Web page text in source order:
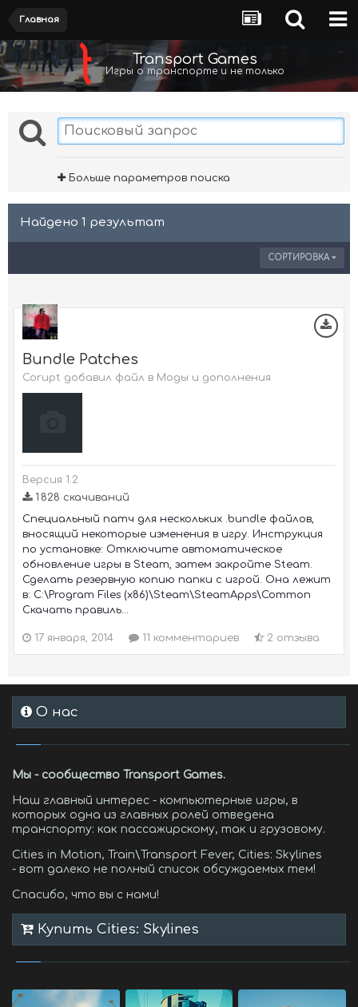
Главная
Transport Games
Игры о транспорте и не только
Больше параметров поиска
Найдено 1 результат
СОРТИРОВКА
Bundle Patches
Corupt добавил файл в Моды и дополнения
Версия 1.2
1 828 скачиваний
Специальный патч для нескольких .bundle файлов,
вносящий некоторые изменения в игру. Инструкция
по установке: Отключите автоматическое
обновление игры в Steam, затем закройте Steam.
Сделать резервную копию папки с игрой. Она лежит
в: C:\Program Files (x86)\Steam\SteamApps\Common
Скачать правиль...
17 января, 2014 11 комментариев 2 отзыва
О нас
Мы - сообщество Transport Games.
Наш главный интерес - компьютерные игры, в
которых одна из главных ролей отведена
транспорту: как пассажирскому, так и грузовому.
Cities in Motion, Train\Transport Fever, Cities: Skylines
- вот далеко не полный список обсуждаемых тем!
Спасибо, что вы с нами!
Купить Cities: Skylines